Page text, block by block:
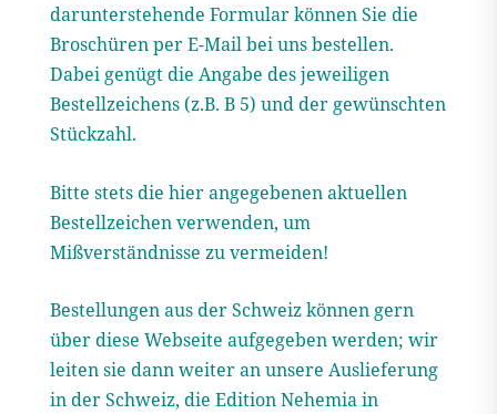
darunterstehende Formular können Sie die
Broschüren per E-Mail bei uns bestellen.
Dabei genügt die Angabe des jeweiligen
Bestellzeichens (z.B. B 5) und der gewünschten
Stückzahl.
Bitte stets die hier angegebenen aktuellen
Bestellzeichen verwenden, um
Mißverständnisse zu vermeiden!
Bestellungen aus der Schweiz können gern
über diese Webseite aufgegeben werden; wir
leiten sie dann weiter an unsere Auslieferung
in der Schweiz, die Edition Nehemia in